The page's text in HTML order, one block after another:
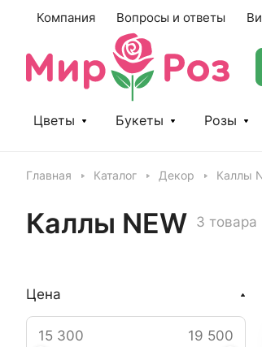
Компания Вопросы и ответы
Цветы Букеты Розы
Главная Каталог Декор Каллы
Каллы NEW 3 товара
Цена